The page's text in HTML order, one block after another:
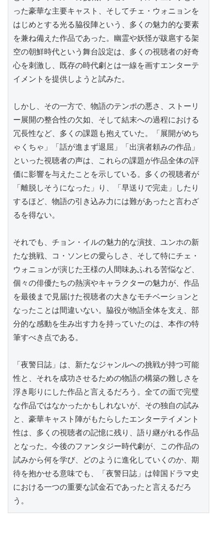
った豪華な主要キャスト、そしてチェ・ウォニョンを
はじめとする光る脇役陣という、多くの魅力的な要素
を兼ね備えた作品であった。幽霊や妖怪が跋扈する架
空の朝鮮時代という舞台設定は、多くの視聴者の好奇
心を刺激し、既存の時代劇とは一線を画すエンターテ
イメントを提供しようと試みた。
しかし、その一方で、物語のテンポの悪さ、ストーリ
ー展開の整合性の欠如、そして結末への過程における
冗長性など、多くの課題も抱えていた。「展開がめち
ゃくちゃ」「話が進まず退屈」「出演者頼みの作品」
といった視聴者の声は、これらの課題が作品全体の評
価に影響を与えたことを示している。多くの視聴者が
「離脱しそうになった」り、「早送りで完走」したり
するほど、物語の引き込み力には難があったと言わざ
るを得ない。
それでも、チョン・イルの魅力的な演技、ユンホの新
たな挑戦、コ・ソンヒの愛らしさ、そして特にチェ・
ウォニョンが演じた王様の人間味あふれる苦悩など、
個々の俳優たちの熱演やキャラクターの魅力が、作品
を最後まで見届けた視聴者の大きなモチベーションと
なったことは間違いない。脇役が物語全体を支え、部
分的な感動を生み出す力を持っていたのは、本作の特
筆すべき点である。
「夜警日誌」は、新たなジャンルへの挑戦が持つ可能
性と、それを成功させるための物語の構築の難しさを
浮き彫りにした作品と言えるだろう。全ての面で完璧
な作品ではなかったかもしれないが、その独自の試み
と、豪華キャスト陣がもたらしたエンターテイメント
性は、多くの視聴者の記憶に残り、語り継がれる作品
となった。今後のファンタジー時代劇が、この作品の
試みから何を学び、どのように進化していくのか、期
待を抱かせる意味でも、「夜警日誌」は韓国ドラマ史
における一つの重要な試金石であったと言えるだろ
う。